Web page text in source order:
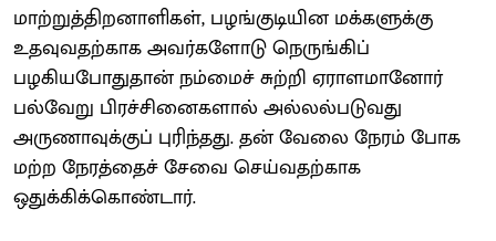
மாற்றுத்திறனாளிகள், பழங்குடியின மக்களுக்கு
உதவுவதற்காக அவர்களோடு நெருங்கிப்
பழகியபோதுதான் நம்மைச் சுற்றி ஏராளமானோர்
பல்வேறு பிரச்சினைகளால் அல்லல்படுவது
அருணாவுக்குப் புரிந்தது. தன் வேலை நேரம் போக
மற்ற நேரத்தைச் சேவை செய்வதற்காக
ஒதுக்கிக்கொண்டார்.